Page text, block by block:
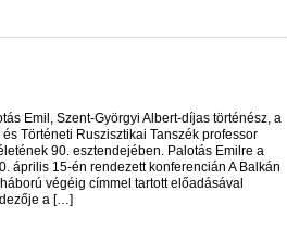
Emil, Szent-Györgyi Albert-díjas történész, a
Történeti Ruszisztikai Tanszék professor
90. esztendejében. Palotás Emilre a
április 15-én rendezett konferencián A Balkán
végéig címmel tartott előadásával
a […]